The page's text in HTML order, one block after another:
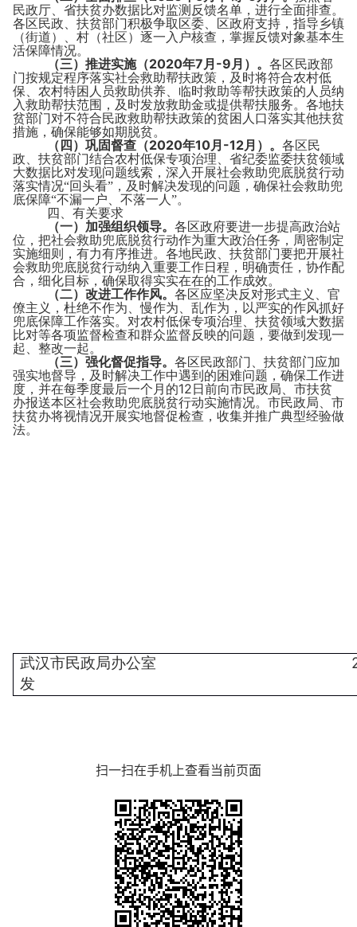
民政厅、省扶贫办数据比对监测反馈名单，进行全面排查。
各区民政、扶贫部门积极争取区委、区政府支持，指导乡镇
（街道）、村（社区）逐一入户核查，掌握反馈对象基本生
活保障情况。
（三）推进实施（2020年7 月 -9 月）。各区民政部
门按规定程序落实社会救助帮扶政策，及时将符合农村低
保、农村特困人员救助供养、临时救助等帮扶政策的人员纳
入救助帮扶范围，及时发放救助金或提供帮扶服务。各地扶
贫部门对不符合民政救助帮扶政策的贫困人口落实其他扶贫
措施，确保能够如期脱贫。
（四）巩固督查（2020年10月 -12月）。各区民
政、扶贫部门结合农村低保专项治理、省纪委监委扶贫领域
大数据比对发现问题线索，深入开展社会救助兜底脱贫行动
落实情况“回头看”，及时解决发现的问题，确保社会救助兜
底保障“不漏一户、不落一人”。
四、有关要求
（一）加强组织领导。各区政府要进一步提高政治站
位，把社会救助兜底脱贫行动作为重大政治任务，周密制定
实施细则，有力有序推进。各地民政、扶贫部门要把开展社
会救助兜底脱贫行动纳入重要工作日程，明确责任，协作配
合，细化目标，确保取得实实在在的工作成效。
（二）改进工作作风。各区应坚决反对形式主义、官
僚主义，杜绝不作为、慢作为、乱作为，以严实的作风抓好
兜底保障工作落实。对农村低保专项治理、扶贫领域大数据
比对等各项监督检查和群众监督反映的问题，要做到发现一
起、整改一起。
（三）强化督促指导。各区民政部门、扶贫部门应加
强实地督导，及时解决工作中遇到的困难问题，确保工作进
度，并在每季度最后一个月的12 日前向市民政局、市扶贫
办报送本区社会救助兜底脱贫行动实施情况。市民政局、市
扶贫办将视情况开展实地督促检查，收集并推广典型经验做
法。
武汉市民政局办公室
发
扫一扫在手机上查看当前页面